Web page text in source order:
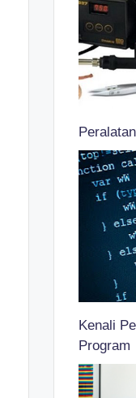
Kenali
Program